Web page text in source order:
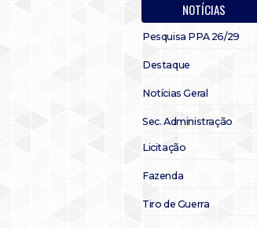
NOTÍCIAS
Pesquisa PPA 26/29
Destaque
Notícias Geral
Sec. Administração
Licitação
Fazenda
Tiro de Guerra